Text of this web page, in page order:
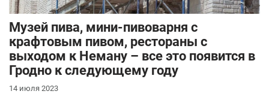
Музей пива, мини-пивоварня с
крафтовым пивом, рестораны с
выходом к Неману – все это появится в
Гродно к следующему году
14 июля 2023